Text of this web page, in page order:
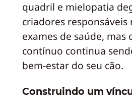
quadril e mielopatia
criadores responsáveis
exames de saúde, mas
contínuo continua
bem-estar do seu cão.
Construindo um